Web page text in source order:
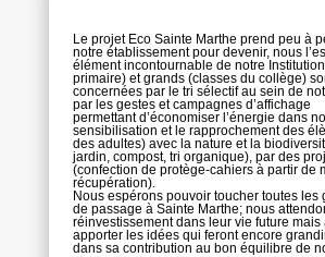
Le projet Eco Sainte Marthe prend peu à
notre établissement pour devenir, nous
élément incontournable de notre
primaire) et grands (classes du collège)
concernées par le tri sélectif au sein de
par les gestes et campagnes d’affichage
permettant d’économiser l’énergie dans
sensibilisation et le rapprochement des
des adultes) avec la nature et la
jardin, compost, tri organique), par des
(confection de protège-cahiers à partir de
récupération).
Nous espérons pouvoir toucher toutes les
de passage à Sainte Marthe; nous
réinvestissement dans leur vie future mais
apporter les idées qui feront encore
dans sa contribution au bon équilibre de